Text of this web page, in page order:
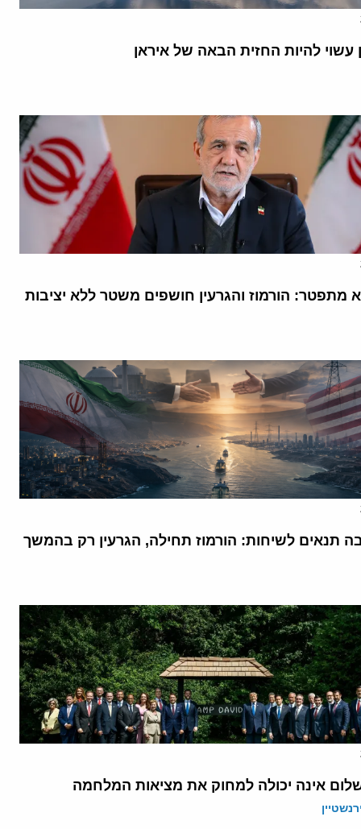
עשוי להיות החזית הבאה של איראן
מתפטר: הורמוז והגרעין חושפים משטר ללא יציבות
תנאים לשיחות: הורמוז תחילה, הגרעין רק בהמשך
אינה יכולה למחוק את מציאות המלחמה